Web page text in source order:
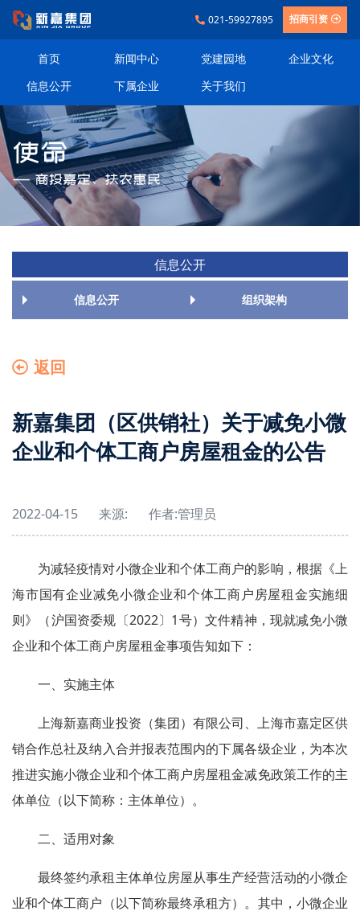
021-59927895 招商引资
首页 新闻中心 党建园地
企业文化
信息公开
下属企业 关于我们
信息公开
信息公开 组织架构
返回
新嘉集团（区供销社）关于减免小微
企业和个体工商户房屋租金的公告
2022-04-15 来源: 作者:管理员
为减轻疫情对小微企业和个体工商户的影响，根据《上
海市国有企业减免小微企业和个体工商户房屋租金实施细
则》（沪国资委规〔2022〕1号）文件精神，现就减免小微
企业和个体工商户房屋租金事项告知如下：
一、实施主体
上海新嘉商业投资（集团）有限公司、上海市嘉定区供
销合作总社及纳入合并报表范围内的下属各级企业，为本次
推进实施小微企业和个体工商户房屋租金减免政策工作的主
体单位（以下简称：主体单位）。
二、适用对象
最终签约承租主体单位房屋从事生产经营活动的小微企
业和个体工商户（以下简称最终承租方）。其中，小微企业